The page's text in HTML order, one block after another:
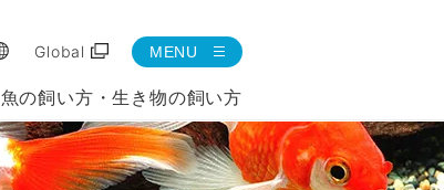
Global MENU
魚の飼い方・生き物の飼い方